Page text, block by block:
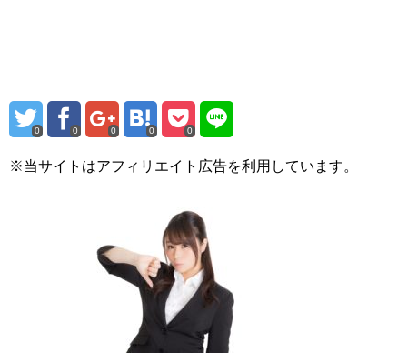
0 0 0 0 0
※当サイトはアフィリエイト広告を利用しています。